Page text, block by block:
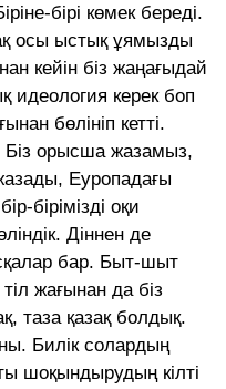
бірі көмек береді.
осы ыстық ұямызды
кейін біз жаңағыдай
идеология керек боп
бөлініп кетті.
Біз орысша жазамыз,
Еуропадағы
бірімізді оқи
Діннен де
бар. Быт-шыт
жағынан да біз
таза қазақ болдық.
Билік солардың
шоқындырудың кілті